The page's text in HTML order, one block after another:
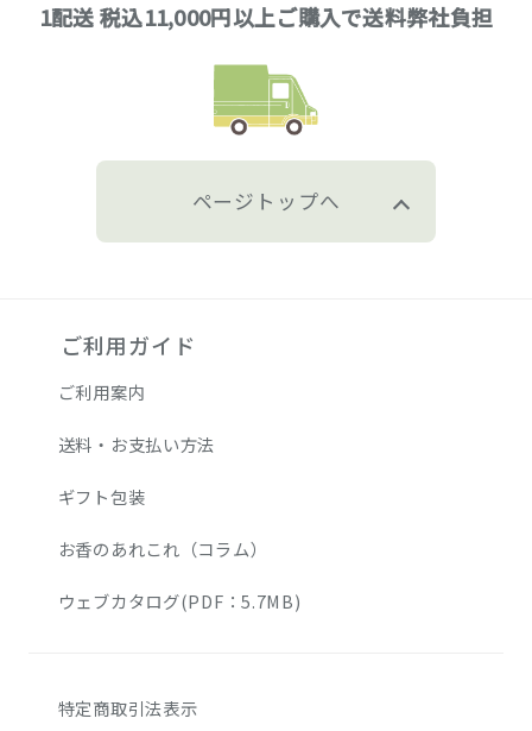
1配送 税込11,000円以上ご購入で送料弊社負担
ページトップへ
ご利用ガイド
ご利用案内
送料・お支払い方法
ギフト包装
お香のあれこれ（コラム）
ウェブカタログ(PDF：5.7MB)
特定商取引法表示